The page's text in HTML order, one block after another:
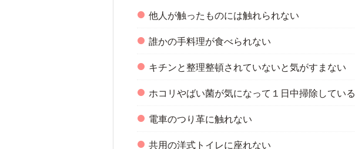
他人が触ったものには触れられない
誰かの手料理が食べられない
キチンと整理整頓されていないと気がすまない
ホコリやばい菌が気になって１日中掃除している
電車のつり革に触れない
共用の洋式トイレに座れない